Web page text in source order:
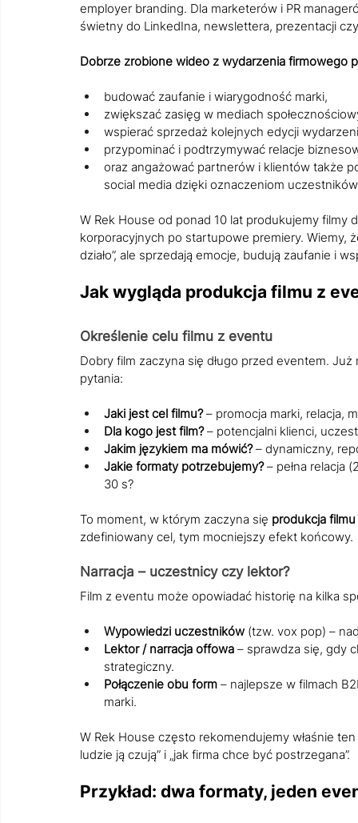
employer branding. Dla marketerów i PR
świetny do LinkedIna, newslettera, prezentacji
Dobrze zrobione wideo z wydarzenia firmowego
budować zaufanie i wiarygodność marki,
zwiększać zasięg w mediach
wspierać sprzedaż kolejnych edycji
przypominać i podtrzymywać relacje
oraz angażować partnerów i klientów także
social media dzięki oznaczeniom uczestników
W Rek House od ponad 10 lat produkujemy filmy
korporacyjnych po startupowe premiery. Wiemy,
działo”, ale sprzedają emocje, budują zaufanie i
Jak wygląda produkcja filmu z
Określenie celu filmu z eventu
Dobry film zaczyna się długo przed eventem.
pytania:
Jaki jest cel filmu? – promocja marki, relacja,
Dla kogo jest film? – potencjalni klienci,
Jakim językiem ma mówić? – dynamiczny,
Jakie formaty potrzebujemy? – pełna relacja
30 s?
To moment, w którym zaczyna się produkcja
zdefiniowany cel, tym mocniejszy efekt końcowy.
Narracja – uczestnicy czy lektor?
Film z eventu może opowiadać historię na kilka
Wypowiedzi uczestników (tzw. vox pop) –
Lektor / narracja offowa – sprawdza się, gdy
strategiczny.
Połączenie obu form – najlepsze w filmach
marki.
W Rek House często rekomendujemy właśnie
ludzie ją czują” i „jak firma chce być postrzegana”.
Przykład: dwa formaty, jeden